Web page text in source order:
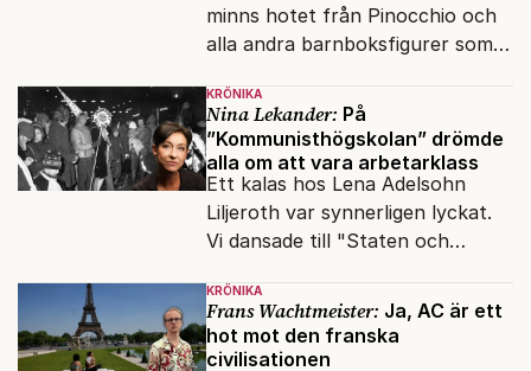
minns hotet från Pinocchio och
alla andra barnboksfigurer som
upphovsrätt.
KRÖNIKA
Nina Lekander: På
”Kommunisthögskolan” drömde
alla om att vara arbetarklass
Ett kalas hos Lena Adelsohn
Liljeroth var synnerligen lyckat.
Vi dansade till "Staten och
KRÖNIKA
Frans Wachtmeister: Ja, AC är ett
hot mot den franska
civilisationen